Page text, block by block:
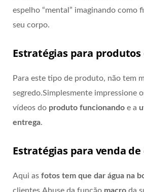
espelho “mental” imaginando como
seu corpo.
Estratégias para
Para este tipo de produto, não tem
segredo.Simplesmente impressione
vídeos do produto funcionando e a
entrega.
Estratégias para venda
Aqui as fotos tem que dar água na